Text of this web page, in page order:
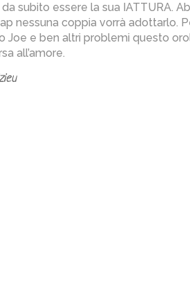
subito essere la sua IATTURA.
nessuna coppia vorrà adottarlo.
Joe e ben altri problemi questo
all’amore.